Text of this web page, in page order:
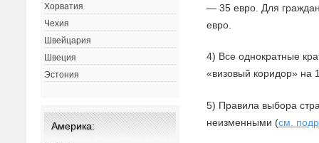
— 35 евро. Для граждан
евро.
4) Все однократные
«визовый коридор» на
5) Правила выбора
неизменными (см.
Хорватия
Чехия
Швейцария
Швеция
Эстония
Америка: